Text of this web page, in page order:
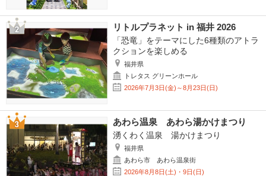
リトルプラネット in 福井 2026
「恐竜」をテーマにした6種類のアトラ
クションを楽しめる
福井県
トレタス グリーンホール
2026年7月3日(金)～8月23日(日)
あわら温泉 あわら湯かけまつり
湧くわく温泉 湯かけまつり
福井県
あわら市 あわら温泉街
2026年8月8日(土)・9日(日)